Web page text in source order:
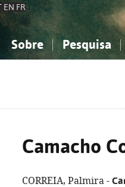
EN FR
Sobre Pesquisa
Camacho
CORREIA, Palmira -